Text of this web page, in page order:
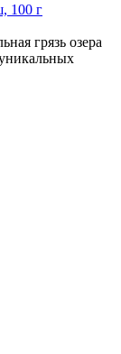
100 г
грязь озера